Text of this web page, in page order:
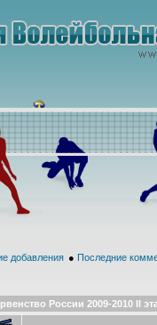
добавления ● Последние
России 2009-2010 II